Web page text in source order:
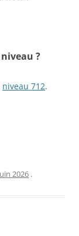
?
niveau 712.
2026 .